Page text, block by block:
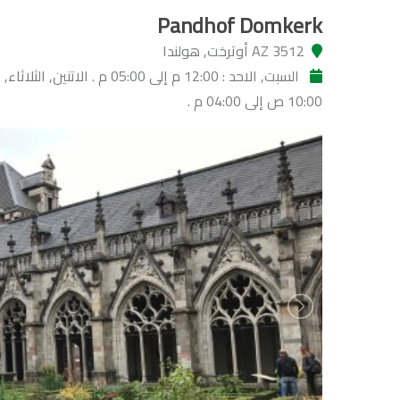
Pandhof Domkerk
3512 AZ أوترخت, هولندا
السبت, الاحد : 12:00 م إلى
10:00 ص إلى 04:00 م .